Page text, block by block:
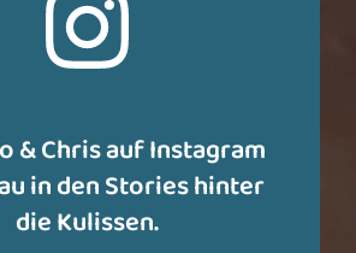
& Chris auf Instagram
in den Stories hinter
die Kulissen.